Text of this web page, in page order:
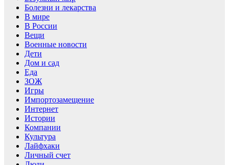
Болезни и лекарства
В мире
В России
Вещи
Военные новости
Дети
Дом и сад
Еда
ЗОЖ
Игры
Импортозамещение
Интернет
Истории
Компании
Культура
Лайфхаки
Личный счет